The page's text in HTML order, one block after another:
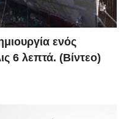
ενός
6 λεπτά. (Βίντεο)